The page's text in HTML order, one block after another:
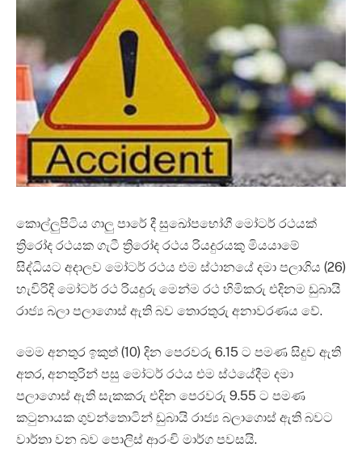
කොල්ලුපිටිය ගාලු පාරේ දී සුඛෝපභෝගී මෝටර් රථයක්
ත්‍රිරෝද රථයක ගැටී ත්‍රිරෝද රථය රියදුරයකු මියයාමේ
සිද්ධියට අදාලව මෝටර් රථය එම ස්ථානයේ දමා පලාගිය (26)
හැවිරිදි මෝටර් රථ රියදුරු මෙන්ම රථ හිමිකරු එදිනම ඩුබායි
රාජ්‍ය බලා පලාගොස් ඇති බව තොරතුරු අනාවරණය වේ.
මෙම අනතුර ඉකුත් (10) දින පෙරවරු 6.15 ට පමණ සිදුව ඇති
අතර, අනතුරින් පසු මෝටර් රථය එම ස්ථයේදීම දමා
පලාගොස් ඇති සැකකරු එදින පෙරවරු 9.55 ට පමණ
කටුනායක ගුවන්තොටින් ඩුබායි රාජ්‍ය බලාගොස් ඇති බවට
වාර්තා වන බව පොලිස් ආරංචි මාර්ග පවසයි.